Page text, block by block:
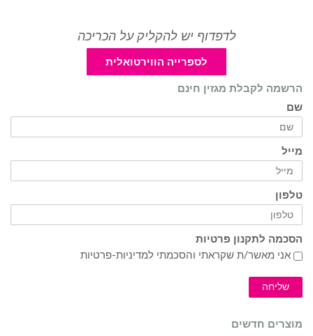
לדפדוף יש להקליק על הכריכה
לספרייה הווירטואלית
הרשמה לקבלת מגזין חינם
שם
מייל
טלפון
הסכמה לתקנון פרטיות
אני מאשר/ת שקראתי והסכמתי למדיניות-פרטיות
שליחה
מוצרים חדשים